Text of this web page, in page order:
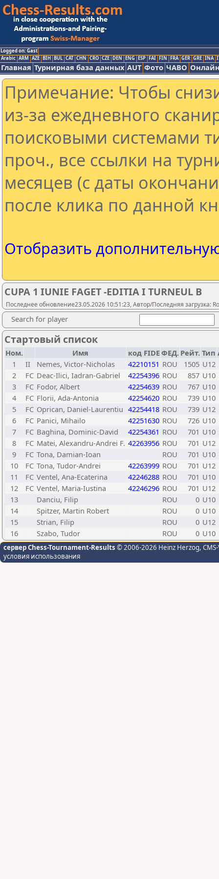
Logged on: Gast
Arabic ARM AZE BIH BUL CAT CHN CRO CZE DEN ENG ESP FAI FIN FRA GER GRE INA
Главная Турнирная база данных AUT Фото ЧАВО
Примечание: Чтобы
из-за ежедневного
поисковыми системами
проч., все ссылки на
месяцев (с даты
после клика по данной
Отобразить
CUPA 1 IUNIE FAGET -EDITIA I TURNEUL B
Последнее обновление23.05.2026 10:51:23, Автор/Последняя загрузка:
Search for player
Стартовый список
Ном. Имя код FIDEФЕД. Рейт. Тип
1
II Nemes, Victor-Nicholas 42210151 ROU 1505 U12
2
FC Deac-Ilici, Iadran-Gabriel 42254396 ROU 857 U10
3
FC Fodor, Albert 42254639 ROU 767 U10
4
FC Florii, Ada-Antonia 42254620 ROU 739 U10
5
FC Oprican, Daniel-Laurentiu 42254418 ROU 739 U12
6
FC Panici, Mihailo 42251630 ROU 726 U10
7
FC Baghina, Dominic-David 42254361 ROU 701 U10
8
FC Matei, Alexandru-Andrei F. 42263956 ROU 701 U12
9
FC Tona, Damian-Ioan ROU 701 U10
10
FC Tona, Tudor-Andrei 42263999 ROU 701 U12
11
FC Ventel, Ana-Ecaterina 42246288 ROU 701 U10
12
FC Ventel, Maria-Iustina 42246296 ROU 701 U12
13
Danciu, Filip ROU 0 U10
14
Spitzer, Martin Robert ROU 0 U10
15
Strian, Filip ROU 0 U12
16
Szabo, Tudor ROU 0 U10
сервер Chess-Tournament-Results © 2006-2026 Heinz Herzog,
условия использования